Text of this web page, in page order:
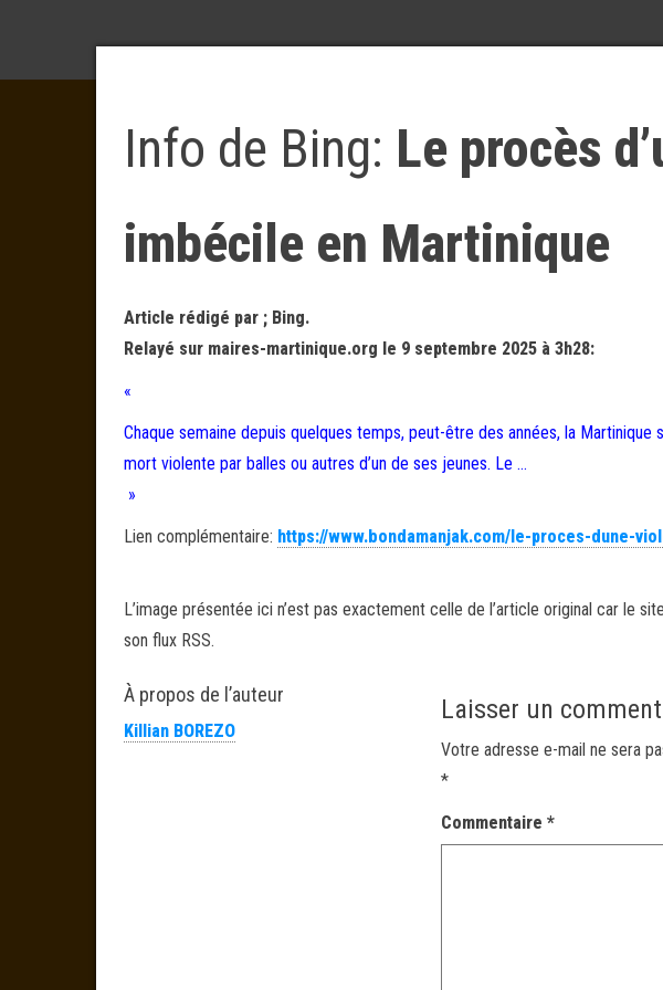
Info de Bing: Le procès
imbécile en Martinique
Article rédigé par ; Bing.
Relayé sur maires-martinique.org le 9 septembre 2025 à 3h28:
«
Chaque semaine depuis quelques temps, peut-être des années, la
mort violente par balles ou autres d’un de ses jeunes. Le …
»
Lien complémentaire: https://www.bondamanjak.com/le-proces-dune-
L’image présentée ici n’est pas exactement celle de l’article original car le
son flux RSS.
À propos de l’auteur
Killian BOREZO
Laisser un
Votre adresse e-mail ne sera
*
Commentaire*